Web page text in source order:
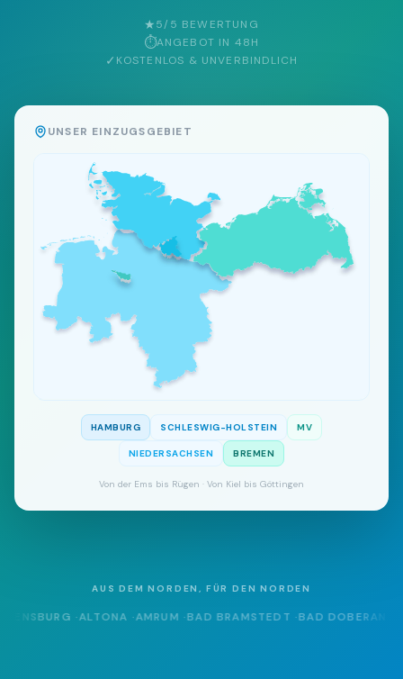
★5/5 BEWERTUNG
⏱ANGEBOT IN 48H
✓ KOSTENLOS & UNVERBINDLICH
UNSER EINZUGSGEBIET
HAMBURG SCHLESWIG-HOLSTEIN MV
NIEDERSACHSEN BREMEN
Von der Ems bis Rügen · Von Kiel bis Göttingen
AUS DEM NORDEN, FÜR DEN NORDEN
·ALTONA·AMRUM·BAD BRAMSTEDT·BAD DOBERAN·BAD